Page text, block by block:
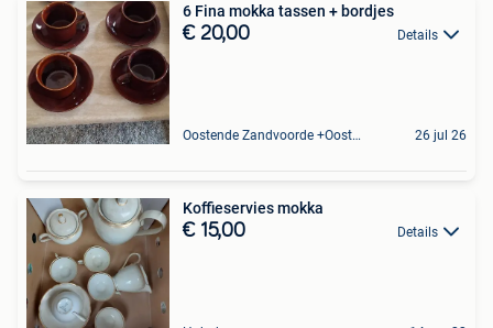
6 Fina mokka tassen + bordjes
€ 20,00 Details
Oostende Zandvoorde +Oostende 26 jul 26
Koffieservies mokka
€ 15,00 Details